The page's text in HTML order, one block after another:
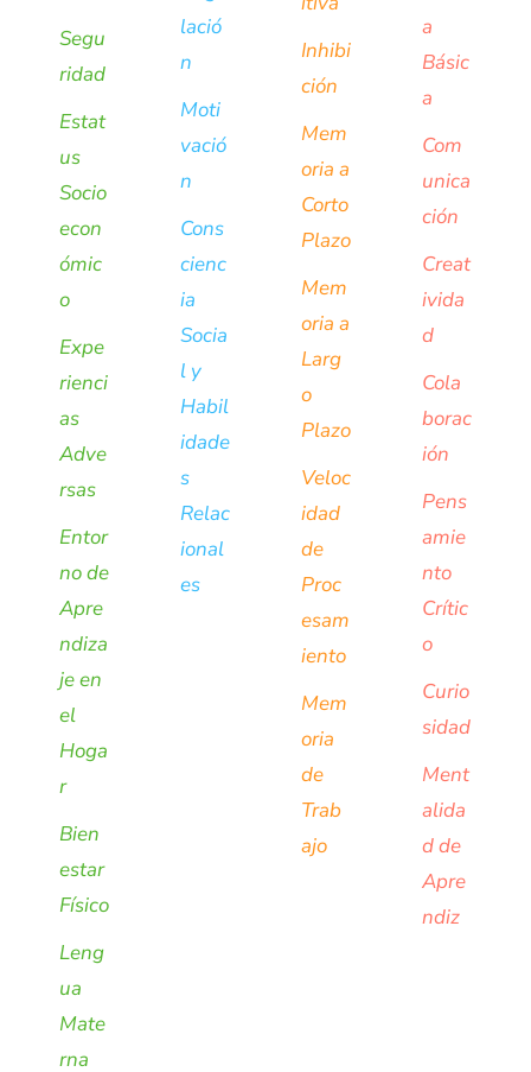
Segu
ridad
Estat
us
Socio
econ
ómic
o
Expe
rienci
as
Adve
rsas
Entor
no de
Apre
ndiza
je en
el
Hoga
r
Bien
estar
Físico
Leng
ua
Mate
rna
lació
n
Moti
vació
n
Cons
cienc
ia
Socia
l y
Habil
idade
s
Relac
ional
es
Inhibi
ción
Mem
oria a
Corto
Plazo
Mem
oria a
Larg
o
Plazo
Veloc
idad
de
Proc
esam
iento
Mem
oria
de
Trab
ajo
a
Básic
a
Com
unica
ción
Creat
ivida
d
Cola
borac
ión
Pens
amie
nto
Crític
o
Curio
sidad
Ment
alida
d de
Apre
ndiz